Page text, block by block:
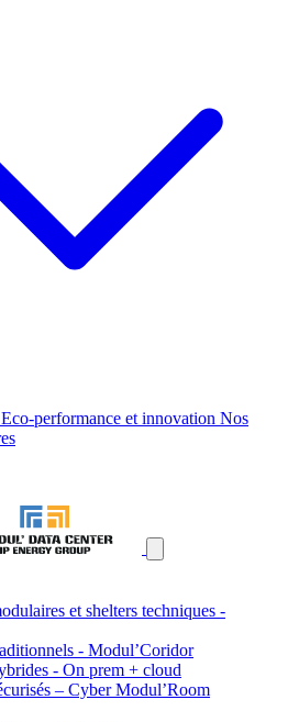
Eco-performance et innovation Nos
et shelters techniques -
- Modul’Coridor
- On prem + cloud
– Cyber Modul’Room